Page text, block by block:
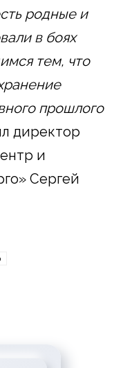
родные и
в боях
тем, что
прошлого
директор
и
Сергей